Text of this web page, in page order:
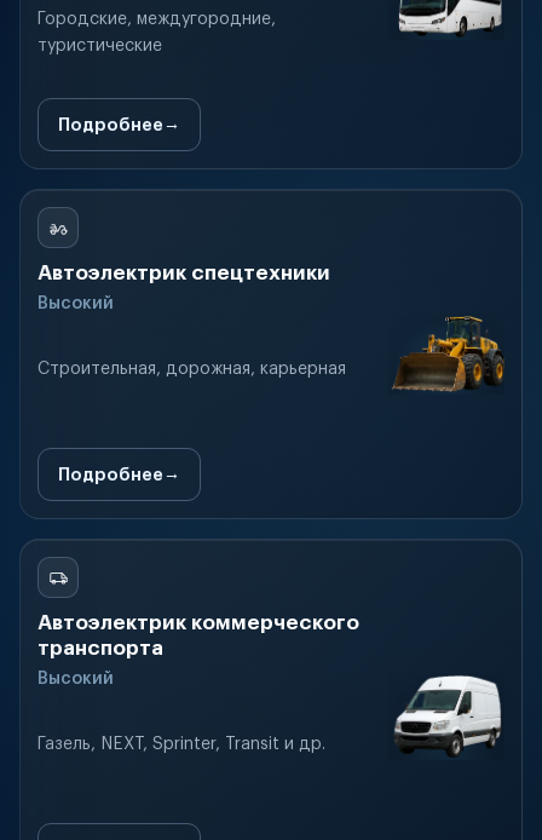
Городские, междугородние,
туристические
Подробнее
Автоэлектрик спецтехники
Высокий
Строительная, дорожная, карьерная
Подробнее
Автоэлектрик коммерческого
транспорта
Высокий
Газель, NEXT, Sprinter, Transit и др.